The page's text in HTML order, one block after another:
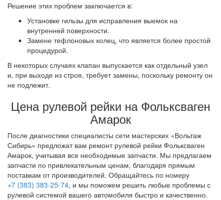
Решение этих проблем заключается в:
Установке гильзы для исправления выемок на
внутренней поверхности.
Замене тефлоновых колец, что является более простой
процедурой.
В некоторых случаях клапан выпускается как отдельный узел
и, при выходе из строя, требует замены, поскольку ремонту он
не подлежит.
Цена рулевой рейки на Фольксваген
Амарок
После диагностики специалисты сети мастерских «Вольтаж
Сибирь» предложат вам ремонт рулевой рейки Фольксваген
Амарок, учитывая все необходимые запчасти. Мы предлагаем
запчасти по привлекательным ценам, благодаря прямым
поставкам от производителей. Обращайтесь по номеру
+7 (383) 383-25-74, и мы поможем решить любые проблемы с
рулевой системой вашего автомобиля быстро и качественно.